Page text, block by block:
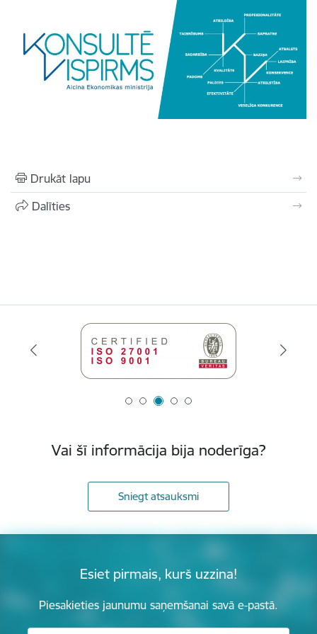
Drukāt lapu
Dalīties
Vai šī informācija bija noderīga?
Sniegt atsauksmi
Esiet pirmais, kurš uzzina!
Piesakieties jaunumu saņemšanai savā e-pastā.